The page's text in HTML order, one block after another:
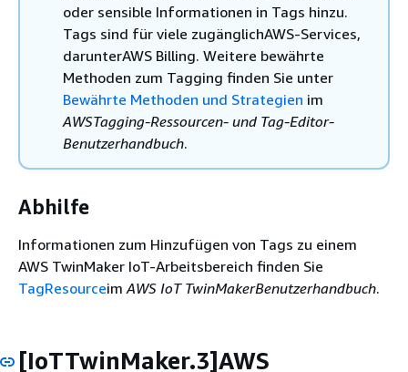
oder sensible Informationen in Tags hinzu.
Tags sind für viele zugänglichAWS-Services,
darunterAWS Billing. Weitere bewährte
Methoden zum Tagging finden Sie unter
Bewährte Methoden und Strategien im
AWSTagging-Ressourcen- und Tag-Editor-
Benutzerhandbuch.
Abhilfe
Informationen zum Hinzufügen von Tags zu einem
AWS TwinMaker IoT-Arbeitsbereich finden Sie
TagResourceimAWS IoT TwinMakerBenutzerhandbuch.
[IoTTwinMaker.3]AWS